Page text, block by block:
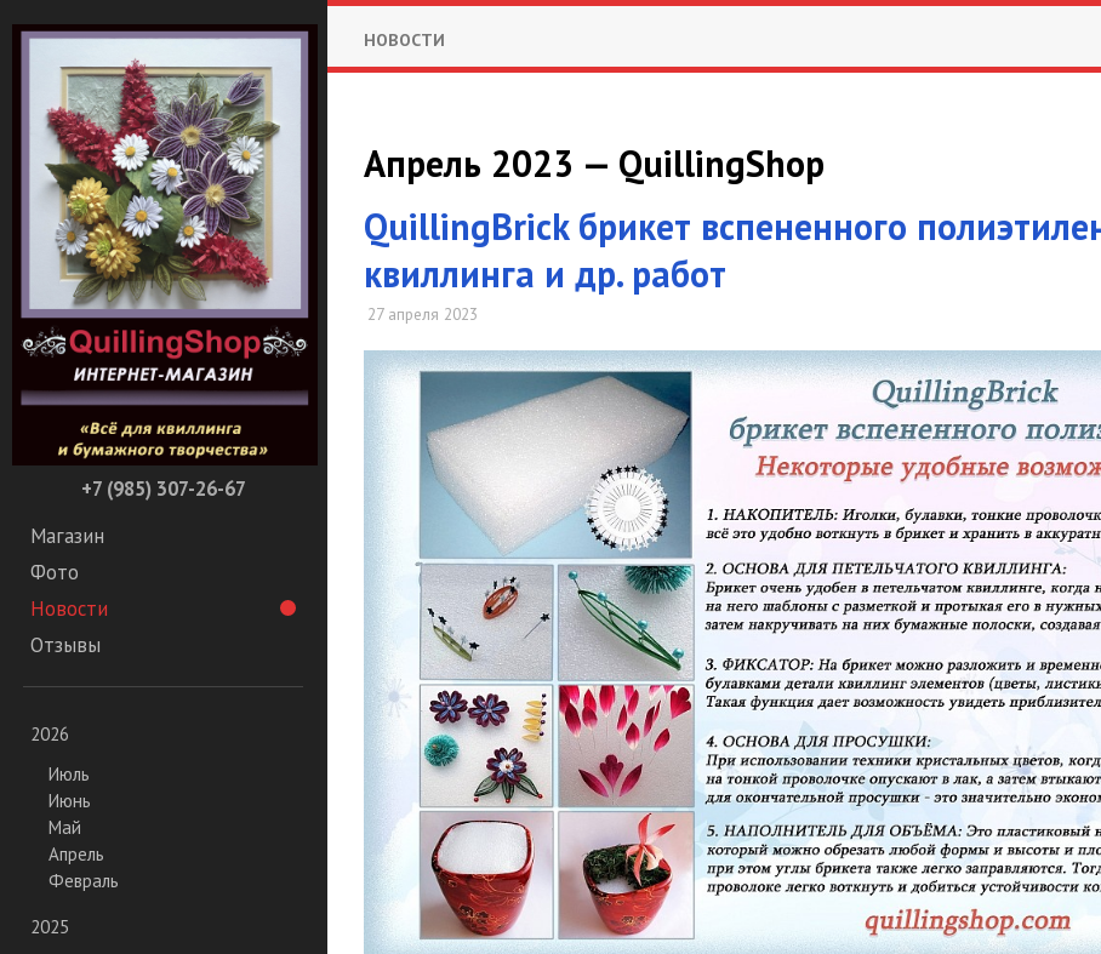
+7 (985) 307-26-67
Магазин
Фото
Новости
Отзывы
2026
Июль
Июнь
Май
Апрель
Февраль
2025
НОВОСТИ
Апрель 2023 — QuillingShop
QuillingBrick брикет вспененного
квиллинга и др. работ
27 апреля 2023